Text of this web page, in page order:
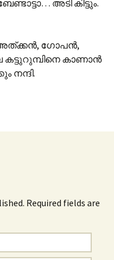
അടി കിട്ടും.
അത്ക്കന്‍, ഗോപന്‍,
കട്ടുറുമ്പിനെ കാണാന്‍
നന്ദി.
Required fields are